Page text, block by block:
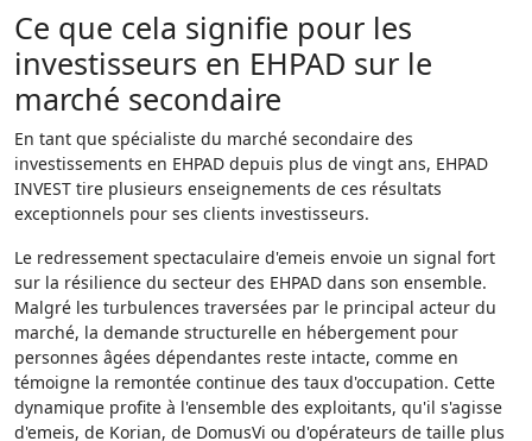
Ce que cela signifie pour les
investisseurs en EHPAD sur le
marché secondaire
En tant que spécialiste du marché secondaire des
investissements en EHPAD depuis plus de vingt ans, EHPAD
INVEST tire plusieurs enseignements de ces résultats
exceptionnels pour ses clients investisseurs.
Le redressement spectaculaire d'emeis envoie un signal fort
sur la résilience du secteur des EHPAD dans son ensemble.
Malgré les turbulences traversées par le principal acteur du
marché, la demande structurelle en hébergement pour
personnes âgées dépendantes reste intacte, comme en
témoigne la remontée continue des taux d'occupation. Cette
dynamique profite à l'ensemble des exploitants, qu'il s'agisse
d'emeis, de Korian, de DomusVi ou d'opérateurs de taille plus